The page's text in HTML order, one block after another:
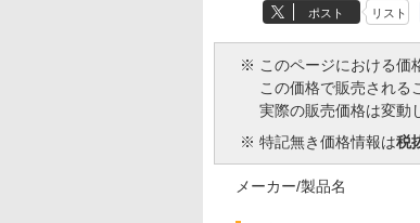
ポスト リスト
※ このページにおける価
この価格で販売される
実際の販売価格は変動
※ 特記無き価格情報は税
メーカー/製品名